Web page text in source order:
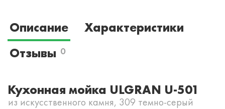
Описание
Характеристики
Отзывы 0
Кухонная мойка ULGRAN U-501
из искусственного камня, 309 темно-серый